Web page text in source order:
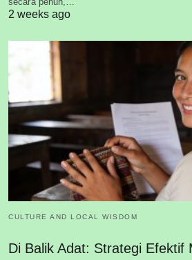
2 weeks ago
CULTURE AND LOCAL WISDOM
Di Balik Adat: Strategi Efektif